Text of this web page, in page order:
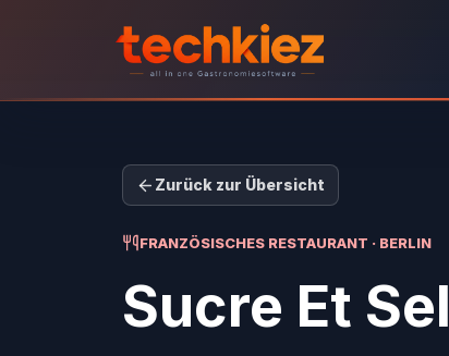
Zurück zur Übersicht
FRANZÖSISCHES RESTAURANT · BERLIN
Sucre Et Sel